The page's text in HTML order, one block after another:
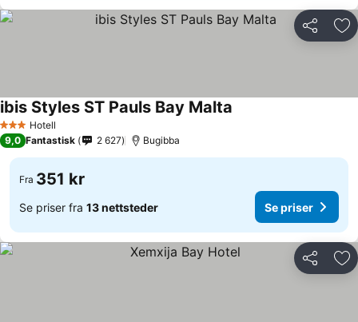
Del
3 StjernerHotell
ibis Styles ST Pauls Bay Malta
9,0 Fantastisk 2 627 Bugibba
Fra 351 kr
Se priser fra 13 nettsteder Se priser
Del